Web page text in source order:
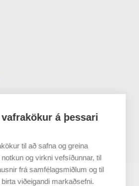
á þessari
til að safna og greina
og virkni vefsíðunnar, til
frá samfélagsmiðlum og til
viðeigandi markaðsefni.